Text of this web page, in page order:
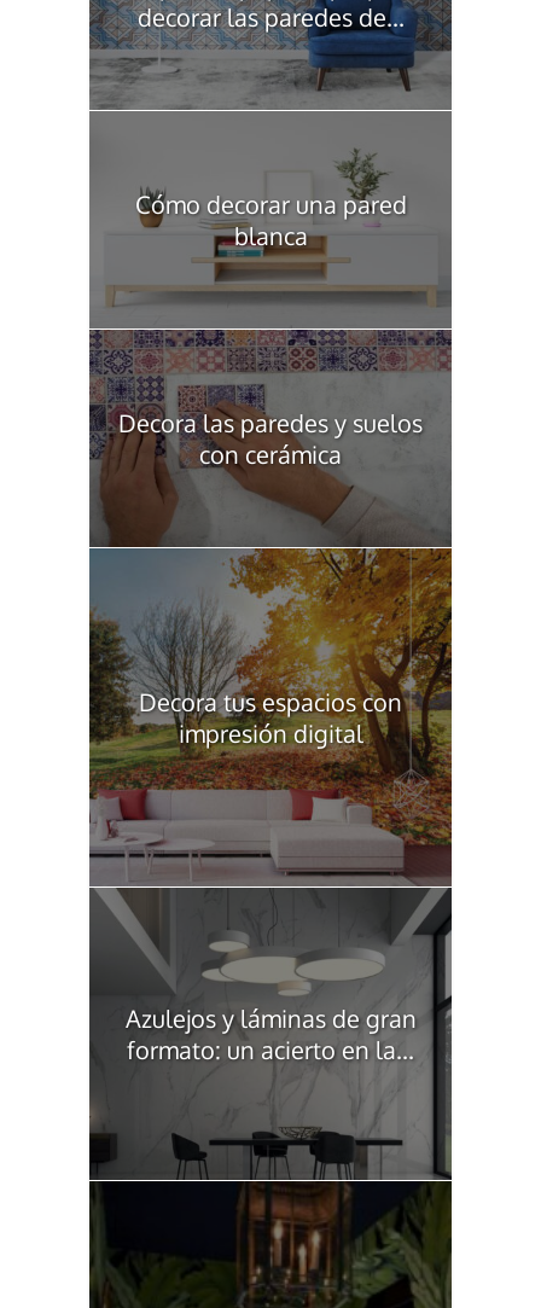
decorar las paredes de...
Cómo decorar una pared
blanca
Decora las paredes y suelos
con cerámica
Decora tus espacios con
impresión digital
Azulejos y láminas de gran
formato: un acierto en la...